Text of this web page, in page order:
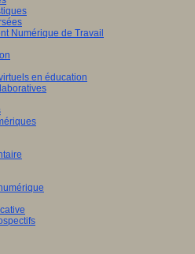
Numérique de Travail
en éducation